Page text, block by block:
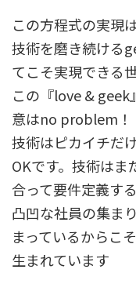
この方程式の実現
技術を磨き続ける
てこそ実現できる
この『love & geek
意はno problem！
技術はピカイチだ
OKです。技術はま
合って要件定義す
凸凹な社員の集ま
まっているからこ
生まれています